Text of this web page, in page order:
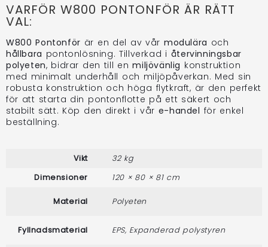
VARFÖR W800 PONTONFÖR ÄR RÄTT
VAL:
W800 Pontonför är en del av vårmodulära och
hållbara pontonlösning. Tillverkad i återvinningsbar
polyeten, bidrar den till enmiljövänlig konstruktion
med minimalt underhåll och miljöpåverkan. Med sin
robusta konstruktion och höga flytkraft, är den perfekt
för att starta din pontonflotte på ett säkert och
stabilt sätt. Köp den direkt i vår e-handel för enkel
beställning.
Vikt
32 kg
Dimensioner
120 × 80 × 81 cm
Material Polyeten
Fyllnadsmaterial EPS, Expanderad polystyren